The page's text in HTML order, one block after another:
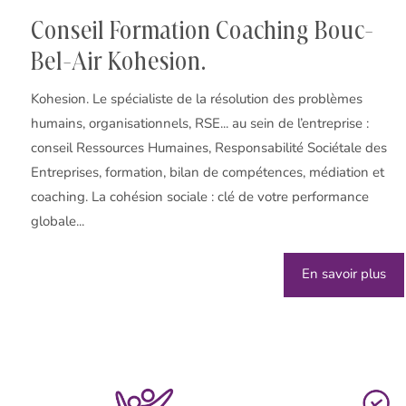
Conseil Formation Coaching Bouc-
Bel-Air Kohesion.
Kohesion. Le spécialiste de la résolution des problèmes
humains, organisationnels, RSE... au sein de l’entreprise :
conseil Ressources Humaines, Responsabilité Sociétale des
Entreprises, formation, bilan de compétences, médiation et
coaching. La cohésion sociale : clé de votre performance
globale...
En savoir plus